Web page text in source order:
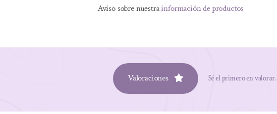
Aviso sobre nuestrainformación de productos
Valoraciones Sé el primero en valorar.